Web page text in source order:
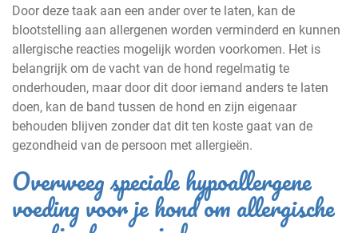
Door deze taak aan een ander over te laten, kan de
blootstelling aan allergenen worden verminderd en kunnen
allergische reacties mogelijk worden voorkomen. Het is
belangrijk om de vacht van de hond regelmatig te
onderhouden, maar door dit door iemand anders te laten
doen, kan de band tussen de hond en zijn eigenaar
behouden blijven zonder dat dit ten koste gaat van de
gezondheid van de persoon met allergieën.
Overweeg speciale hypoallergene
voeding voor je hond om allergische